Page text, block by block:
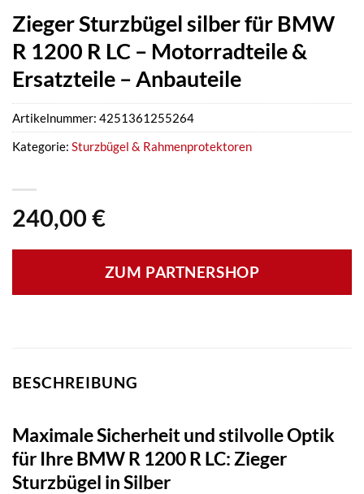
Zieger Sturzbügel silber für BMW
R 1200 R LC – Motorradteile &
Ersatzteile – Anbauteile
240,00 €
ZUM PARTNERSHOP
Artikelnummer: 4251361255264
Kategorie: Sturzbügel & Rahmenprotektoren
BESCHREIBUNG
Maximale Sicherheit und stilvolle Optik
für Ihre BMW R 1200 R LC: Zieger
Sturzbügel in Silber